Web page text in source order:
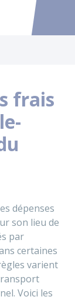
Accéder
frais
dépenses
son lieu de
par
certaines
varient
Voici les